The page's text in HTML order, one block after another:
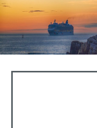
キ
ッ
プ